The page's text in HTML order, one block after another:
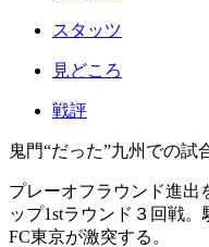
スタッツ
見どころ
戦評
鬼門“だった”九州での試
プレーオフラウンド進出
ップ1stラウンド３回戦
FC東京が激突する。